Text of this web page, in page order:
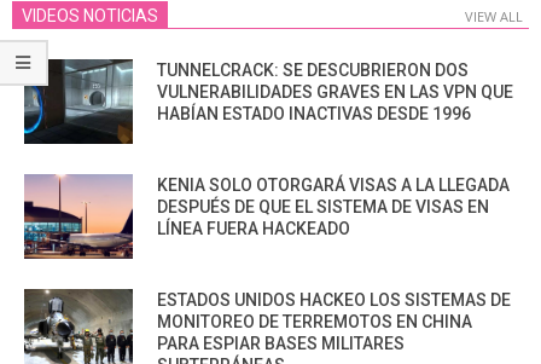
VIDEOS NOTICIAS VIEW ALL
TUNNELCRACK: SE DESCUBRIERON DOS
VULNERABILIDADES GRAVES EN LAS VPN QUE
HABÍAN ESTADO INACTIVAS DESDE 1996
KENIA SOLO OTORGARÁ VISAS A LA LLEGADA
DESPUÉS DE QUE EL SISTEMA DE VISAS EN
LÍNEA FUERA HACKEADO
ESTADOS UNIDOS HACKEO LOS SISTEMAS DE
MONITOREO DE TERREMOTOS EN CHINA
PARA ESPIAR BASES MILITARES